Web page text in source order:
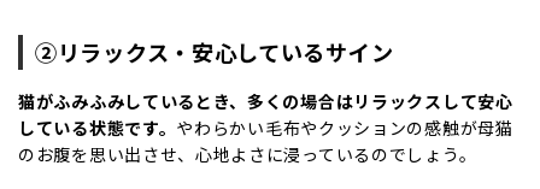
②リラックス・安心しているサイン
猫がふみふみしているとき、多くの場合はリラックスして安心
している状態です。 やわらかい毛布やクッションの感触が母猫
のお腹を思い出させ、心地よさに浸っているのでしょう。